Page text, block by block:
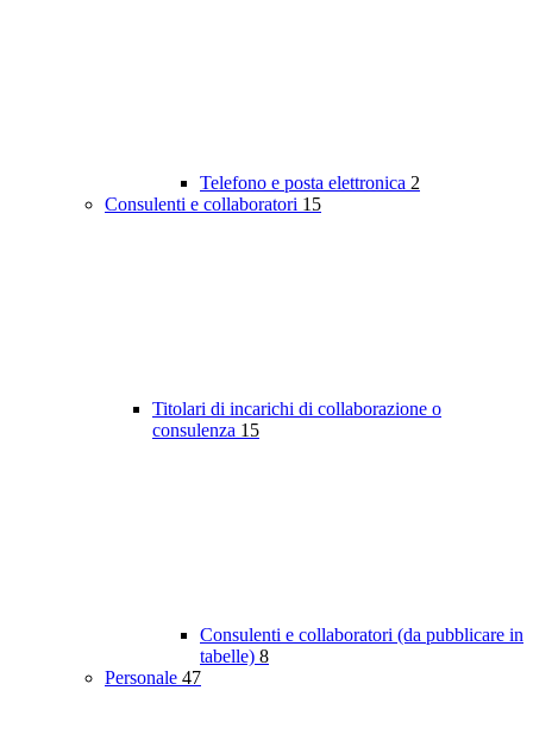
Telefono e posta elettronica 2
Consulenti e collaboratori 15
Titolari di incarichi di collaborazione o
consulenza 15
Consulenti e collaboratori (da pubblicare in
tabelle) 8
Personale 47